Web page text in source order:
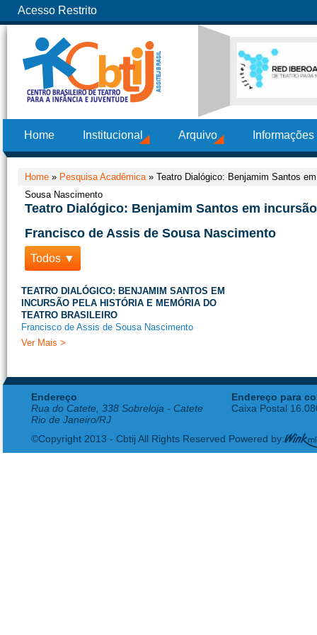
Acesso Restrito
Home Institucional Arquivo
Home » Pesquisa Acadêmica» Teatro Dialógico: Benjamim Santos
Sousa Nascimento
Teatro Dialógico: Benjamim Santos em
Francisco de Assis de Sousa Nascimento
Todos ▼
TEATRO DIALÓGICO: BENJAMIM SANTOS EM
INCURSÃO PELA HISTÓRIA E MEMÓRIA DO
TEATRO BRASILEIRO
Francisco de Assis de Sousa Nascimento
Ver Mais >
Endereço
Rua do Catete, 338 Sobreloja - Catete
Rio de Janeiro/RJ
Endereço para
Caixa Postal
©Copyright 2013 - Cbtij All Rights Reserved Powered by: